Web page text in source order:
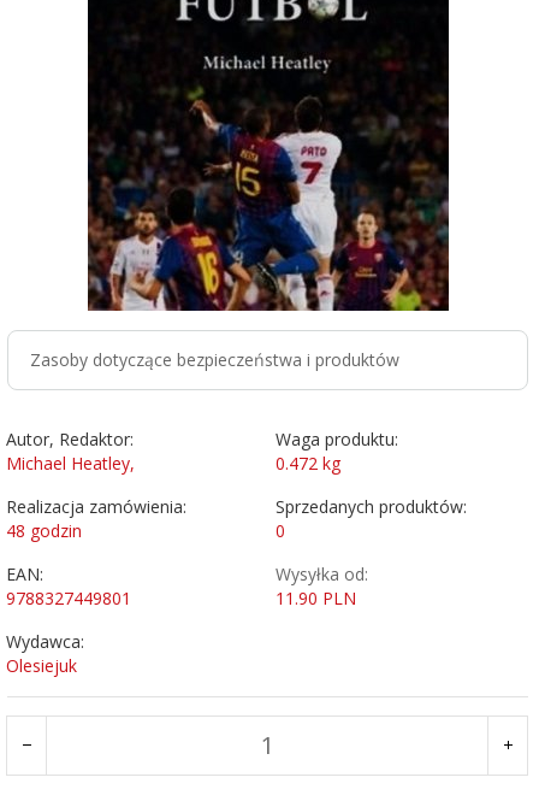
Zasoby dotyczące bezpieczeństwa i produktów
Autor, Redaktor:
Michael Heatley,
Waga produktu:
0.472 kg
Realizacja zamówienia:
48 godzin
Sprzedanych produktów:
0
EAN:
9788327449801
Wysyłka od:
11.90 PLN
Wydawca:
Olesiejuk